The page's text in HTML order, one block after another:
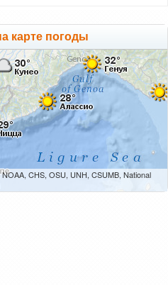
карте погоды
CHS, OSU, UNH, CSUMB, National